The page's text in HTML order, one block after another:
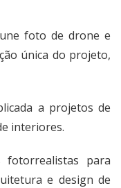
foto de drone e
única do projeto,
a projetos de
interiores.
para
e design de